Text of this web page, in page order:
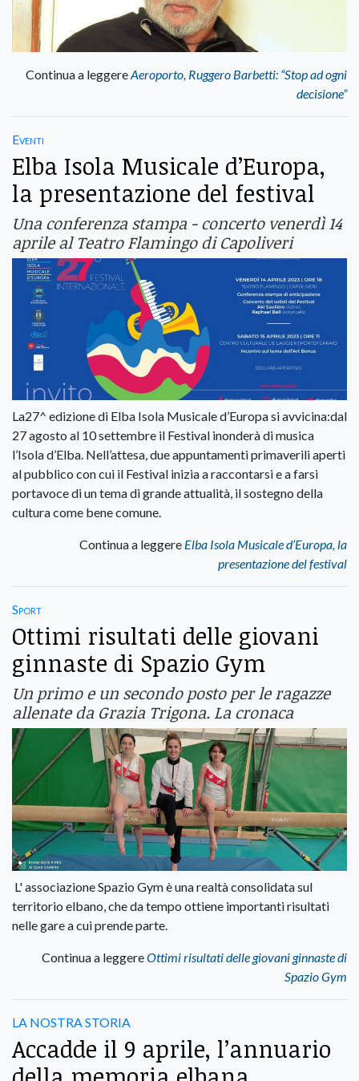
Continua a leggereAeroporto, Ruggero Barbetti: “Stop ad ogni
decisione”
Eventi
Elba Isola Musicale d’Europa,
la presentazione del festival
Una conferenza stampa - concerto venerdì 14
aprile al Teatro Flamingo di Capoliveri
La27^ edizione di Elba Isola Musicale d’Europa si avvicina:dal
27 agosto al 10 settembre il Festival inonderà di musica
l’Isola d’Elba. Nell’attesa, due appuntamenti primaverili aperti
al pubblico con cui il Festival inizia a raccontarsi e a farsi
portavoce di un tema di grande attualità, il sostegno della
cultura come bene comune.
Continua a leggere Elba Isola Musicale d’Europa, la
presentazione del festival
Sport
Ottimi risultati delle giovani
ginnaste di Spazio Gym
Un primo e un secondo posto per le ragazze
allenate da Grazia Trigona. La cronaca
L' associazione Spazio Gym è una realtà consolidata sul
territorio elbano, che da tempo ottiene importanti risultati
nelle gare a cui prende parte.
Continua a leggereOttimi risultati delle giovani ginnaste di
Spazio Gym
LA NOSTRA STORIA
Accadde il 9 aprile, l’annuario